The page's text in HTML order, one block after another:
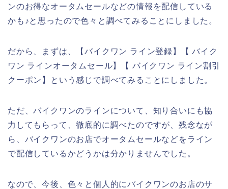
ンのお得なオータムセールなどの情報を配信している
かも♪と思ったので色々と調べてみることにしました。
だから、まずは、【バイクワン ライン登録】【 バイク
ワン ラインオータムセール】【 バイクワン ライン割引
クーポン】という感じで調べてみることにしました。
ただ、バイクワンのラインについて、知り合いにも協
力してもらって、徹底的に調べたのですが、残念なが
ら、バイクワンのお店でオータムセールなどをライン
で配信しているかどうかは分かりませんでした。
なので、今後、色々と個人的にバイクワンのお店のサ